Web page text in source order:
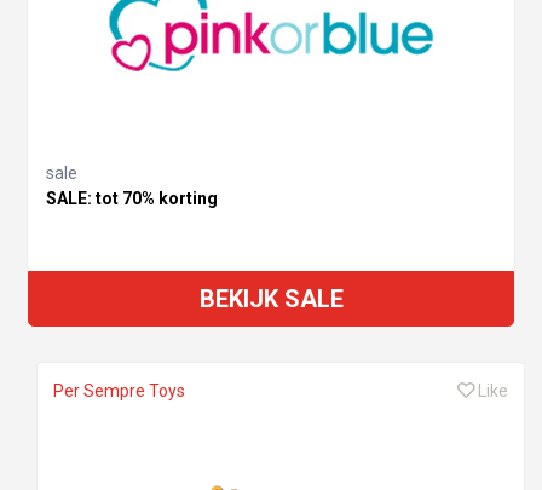
sale
SALE: tot 70% korting
BEKIJK SALE
Per Sempre Toys Like